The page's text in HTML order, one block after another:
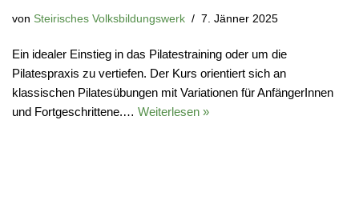
von Steirisches Volksbildungswerk 7. Jänner 2025
Ein idealer Einstieg in das Pilatestraining oder um die
Pilatespraxis zu vertiefen. Der Kurs orientiert sich an
klassischen Pilatesübungen mit Variationen für AnfängerInnen
und Fortgeschrittene.… Weiterlesen »